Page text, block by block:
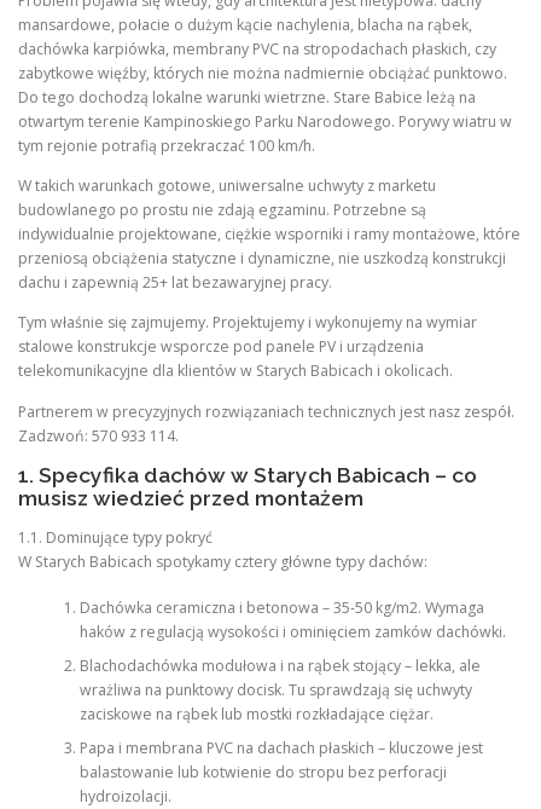
mansardowe, połacie o dużym kącie nachylenia, blacha na rąbek,
dachówka karpiówka, membrany PVC na stropodachach płaskich, czy
zabytkowe więźby, których nie można nadmiernie obciążać punktowo.
Do tego dochodzą lokalne warunki wietrzne. Stare Babice leżą na
otwartym terenie Kampinoskiego Parku Narodowego. Porywy wiatru w
tym rejonie potrafią przekraczać 100 km/h.
W takich warunkach gotowe, uniwersalne uchwyty z marketu
budowlanego po prostu nie zdają egzaminu. Potrzebne są
indywidualnie projektowane, ciężkie wsporniki i ramy montażowe, które
przeniosą obciążenia statyczne i dynamiczne, nie uszkodzą konstrukcji
dachu i zapewnią 25+ lat bezawaryjnej pracy.
Tym właśnie się zajmujemy. Projektujemy i wykonujemy na wymiar
stalowe konstrukcje wsporcze pod panele PV i urządzenia
telekomunikacyjne dla klientów w Starych Babicach i okolicach.
Partnerem w precyzyjnych rozwiązaniach technicznych jest nasz zespół.
Zadzwoń: 570 933 114.
1. Specyfika dachów w Starych Babicach – co
musisz wiedzieć przed montażem
1.1. Dominujące typy pokryć
W Starych Babicach spotykamy cztery główne typy dachów:
Dachówka ceramiczna i betonowa – 35-50 kg/m2. Wymaga
haków z regulacją wysokości i ominięciem zamków dachówki.
Blachodachówka modułowa i na rąbek stojący – lekka, ale
wrażliwa na punktowy docisk. Tu sprawdzają się uchwyty
zaciskowe na rąbek lub mostki rozkładające ciężar.
Papa i membrana PVC na dachach płaskich – kluczowe jest
balastowanie lub kotwienie do stropu bez perforacji
hydroizolacji.